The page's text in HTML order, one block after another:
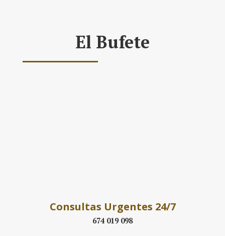
El Bufete
Consultas Urgentes 24/7
674 019 098